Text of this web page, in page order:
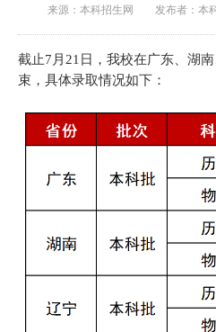
来源：本科招生网 发布者：本
截止7月21日，我校在广东、湖
束，具体录取情况如下：